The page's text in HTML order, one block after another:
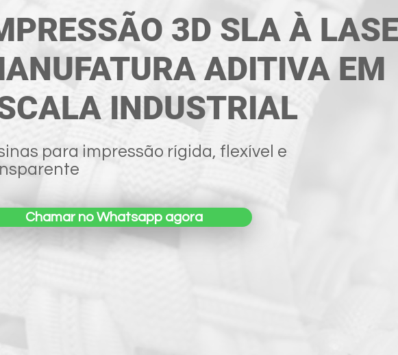
3D SLA À
ADITIVA EM
INDUSTRIAL
para impressão rígida, flexível e
Chamar no Whatsapp agora